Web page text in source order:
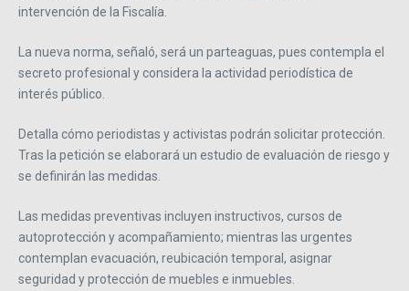
intervención de la Fiscalía.
La nueva norma, señaló, será un parteaguas, pues contempla el
secreto profesional y considera la actividad periodística de
interés público.
Detalla cómo periodistas y activistas podrán solicitar protección.
Tras la petición se elaborará un estudio de evaluación de riesgo y
se definirán las medidas.
Las medidas preventivas incluyen instructivos, cursos de
autoprotección y acompañamiento; mientras las urgentes
contemplan evacuación, reubicación temporal, asignar
seguridad y protección de muebles e inmuebles.